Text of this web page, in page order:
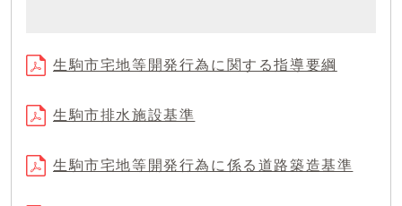
生駒市宅地等開発行為に関する指導要綱
生駒市排水施設基準
生駒市宅地等開発行為に係る道路築造基準